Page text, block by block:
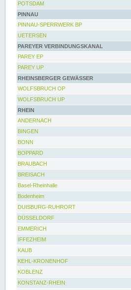
POTSDAM
PINNAU
PINNAU-SPERRWERK BP
UETERSEN
PAREYER VERBINDUNGSKANAL
PAREY EP
PAREY UP
RHEINSBERGER GEWÄSSER
WOLFSBRUCH OP
WOLFSBRUCH UP
RHEIN
ANDERNACH
BINGEN
BONN
BOPPARD
BRAUBACH
BREISACH
Basel-Rheinhalle
Bodenheim
DUISBURG-RUHRORT
DÜSSELDORF
EMMERICH
IFFEZHEIM
KAUB
KEHL-KRONENHOF
KOBLENZ
KONSTANZ-RHEIN